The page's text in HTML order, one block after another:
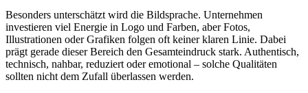
Besonders unterschätzt wird die Bildsprache. Unternehmen
investieren viel Energie in Logo und Farben, aber Fotos,
Illustrationen oder Grafiken folgen oft keiner klaren Linie. Dabei
prägt gerade dieser Bereich den Gesamteindruck stark. Authentisch,
technisch, nahbar, reduziert oder emotional – solche Qualitäten
sollten nicht dem Zufall überlassen werden.